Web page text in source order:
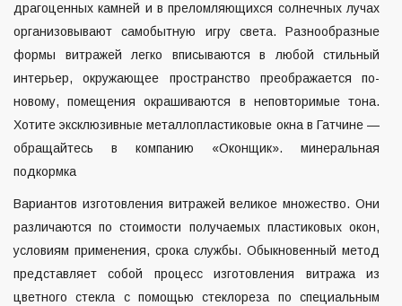
драгоценных камней и в преломляющихся солнечных лучах
организовывают самобытную игру света. Разнообразные
формы витражей легко вписываются в любой стильный
интерьер, окружающее пространство преображается по-
новому, помещения окрашиваются в неповторимые тона.
Хотитеэксклюзивные металлопластиковые окна в Гатчине—
обращайтесь в компанию «Оконщик». минеральная
подкормка
Вариантов изготовления витражей великое множество. Они
различаются по стоимости получаемых пластиковых окон,
условиям применения, срока службы. Обыкновенный метод
представляет собой процесс изготовления витража из
цветного стекла с помощью стеклореза по специальным